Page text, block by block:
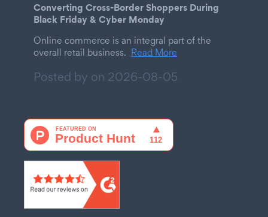
Converting Cross-Border Shoppers During
Black Friday & Cyber Monday
Online commerce is an integral part of the
overall retail business. Read More
Posted by on 2026-08-05